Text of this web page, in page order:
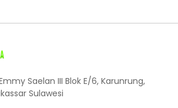
Saelan III Blok E/6, Karunrung,
Sulawesi